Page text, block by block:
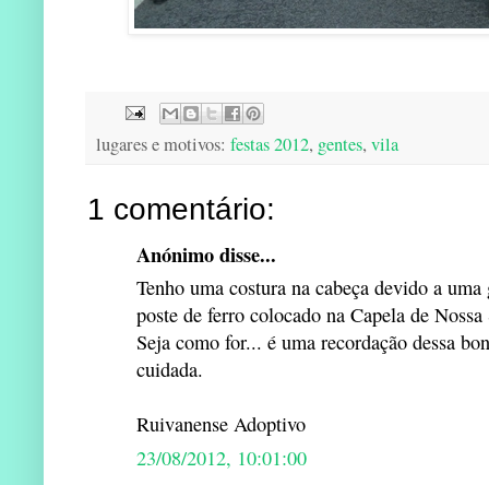
lugares e motivos: festas 2012, gentes, vila
1 comentário:
Anónimo disse...
Tenho uma costura na cabeça devido a
poste de ferro colocado na Capela de
Seja como for... é uma recordação dessa
cuidada.
Ruivanense Adoptivo
23/08/2012, 10:01:00